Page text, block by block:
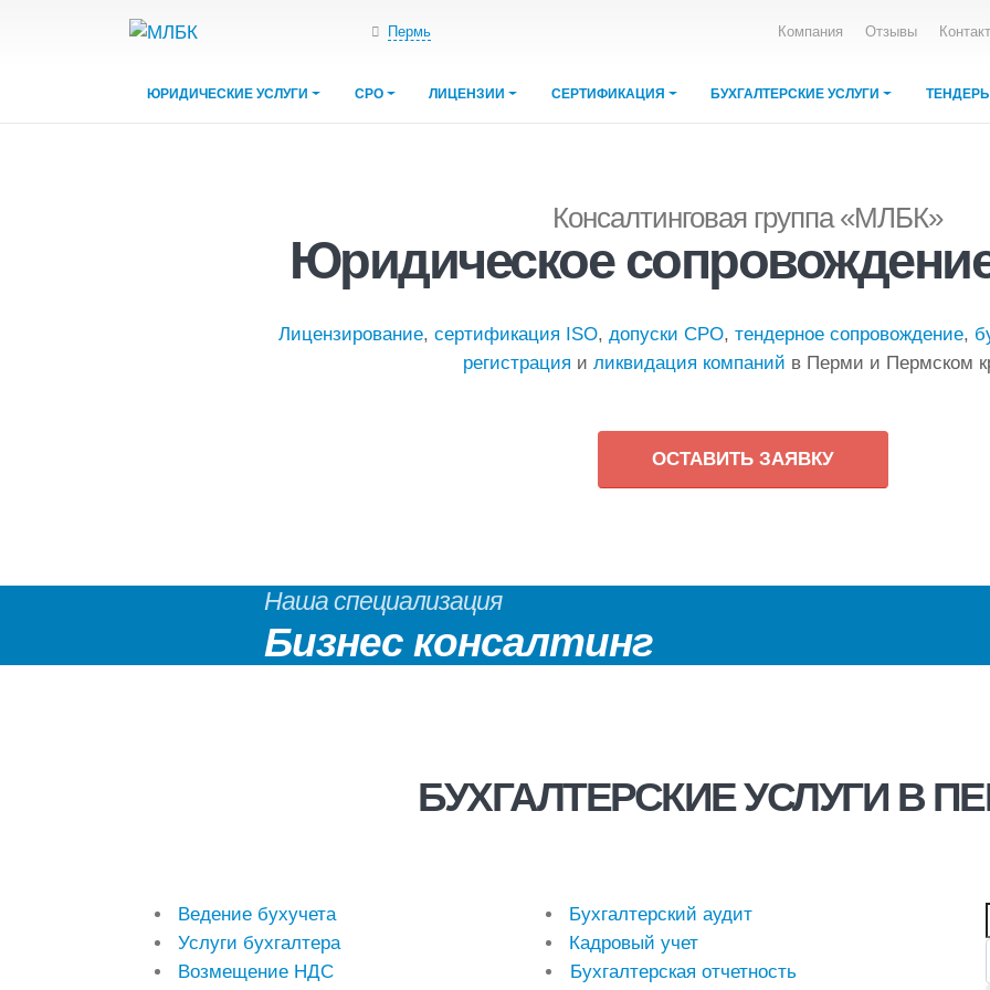
Пермь Компания Отзывы
ЮРИДИЧЕСКИЕ УСЛУГИ СРО ЛИЦЕНЗИИ СЕРТИФИКАЦИЯ БУХГАЛТЕРСКИЕ УСЛУГИ
Консалтинговая группа «МЛБК»
Юридическое
Лицензирование, сертификация ISO, допуски СРО, тендерное сопровождение,
регистрация и ликвидация компаний в Перми и Пермском
ОСТАВИТЬ ЗАЯВКУ
Наша специализация
Бизнес консалтинг
БУХГАЛТЕРСКИЕ УСЛУГИ В
Ведение бухучета
Услуги бухгалтера
Возмещение НДС
Бухгалтерский аудит
Кадровый учет
Бухгалтерская отчетность